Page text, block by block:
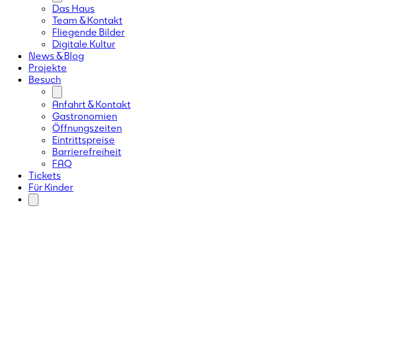
Das Haus
Team & Kontakt
Fliegende Bilder
Digitale Kultur
News & Blog
Projekte
Besuch
Anfahrt & Kontakt
Gastronomien
Öffnungszeiten
Eintrittspreise
Barrierefreiheit
FAQ
Tickets
Für Kinder